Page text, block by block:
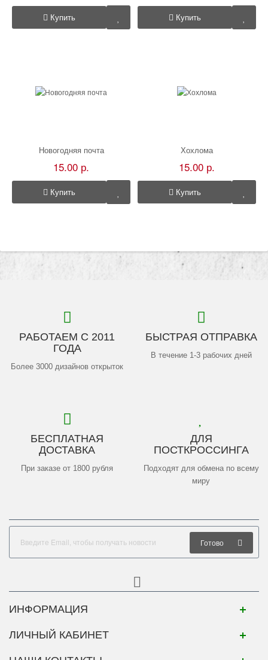
Купить Купить
Новогодняя почта
15.00 р.
Купить
Хохлома
15.00 р.
Купить
РАБОТАЕМ С 2011
ГОДА
Более 3000 дизайнов открыток
БЫСТРАЯ ОТПРАВКА
В течение 1-3 рабочих дней
БЕСПЛАТНАЯ
ДОСТАВКА
При заказе от 1800 рубля
ДЛЯ
ПОСТКРОССИНГА
Подходят для обмена по всему
миру
Готово
ИНФОРМАЦИЯ
ЛИЧНЫЙ КАБИНЕТ